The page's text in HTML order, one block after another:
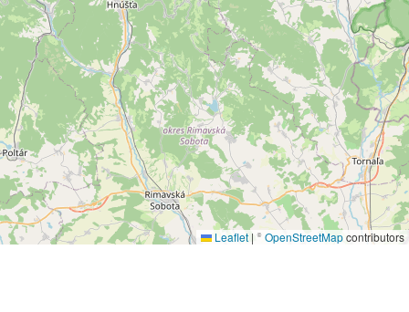
Leaflet | © OpenStreetMapcontributors